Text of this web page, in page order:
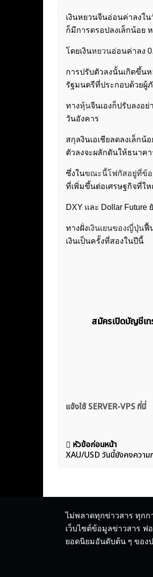
เงินหยวนจีนอ่อนค่าลงใ
ก็มีการดรอปลงเล็กน้อย
โดยเงินหยวนอ่อนค่าลง
การปรับตัวลงนั้นเกิดขึ้น
รัฐมนตรีที่ประกอบด้วยผู้
ทางหุ้นจีนเองก็ปรับลงอ
วันอังคาร
สกุลงินเอเชียลดลงเล็กน้
ตัวลงจะผลักดันให้ธนาค
ซึ่งในขณะนี้โฟกัสอยู่ที่ข้อ
ที่เพิ่มขึ้นต่อเศรษฐกิจที่ใ
DXY เเละ Dollar Future
ทางฝั่งเงินเยนของญี่ปุ่นฟื้
เงินเป็นครั้งที่สองในปีนี้
สมัครเปิดบัญชีเ
แจ้งใช้ SERVER-VPS ที่นี่
แนะแนว
เรื่อง
หัวข้อก่อนหน้า
XAU/USD วันนี้ยังคงควา
ไม่พลาดทุกข่าวสาร ทุกก
เว็บไซต์ข้อมูลข่าวสาร ฟ
ยอดนิยมอันดับต้น ๆ ของ